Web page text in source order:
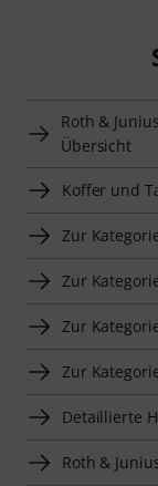
Roth &
Übersicht
Koffer und
Zur
Zur
Zur
Zur
Detaillierte
Roth &